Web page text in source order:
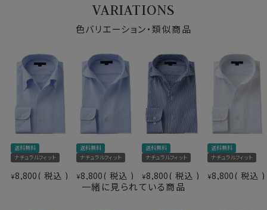
肌離れのよいドライな着用感が持続。
保つ吸水速乾のドライ素材です。
の特徴です。
●形態安定でお手入れが非常に楽
着用時も洗濯後もシワになりにくい。
洗濯後もほぼノーアイロン。
わ性に優れた生地です。
（形態安定性＝W＆W性4級前後）
仕様表
素材
ポリエステル100％
ドライ加工
（吸湿速乾素材＝COOLMAX®ファブリック）
形態安定
VARIATIONS
色バリエーション・類似商品
送料無料
ナチュラルフィット
¥8,800 税込
送料無料
ナチュラルフィット
¥8,800 税込
送料無料
ナチュラルフィット
¥8,800 税込
送料無料
ナチュラルフィット
¥8,800 税込
一緒に見られている商品